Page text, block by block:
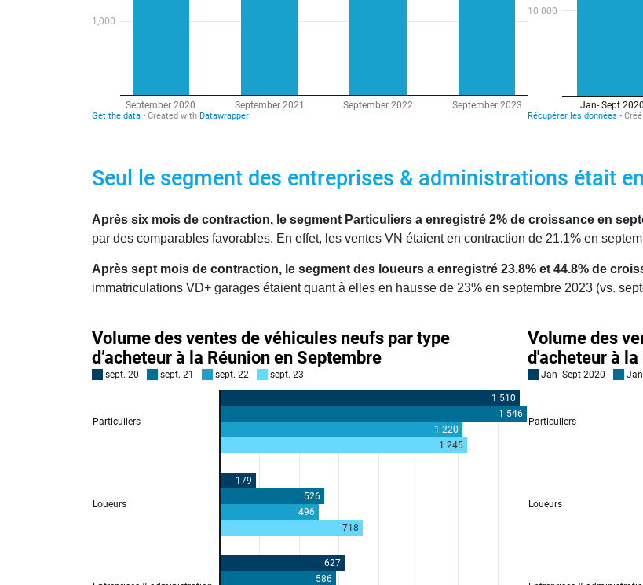
Seul le segment des entreprises & administrations était
Après six mois de contraction, le segment Particuliers a enregistré 2% de croissance en
par des comparables favorables. En effet, les ventes VN étaient en contraction de 21.1% en
Après sept mois de contraction, le segment des loueurs a enregistré 23.8% et 44.8% de
immatriculations VD+ garages étaient quant à elles en hausse de 23% en septembre 2023 (vs.